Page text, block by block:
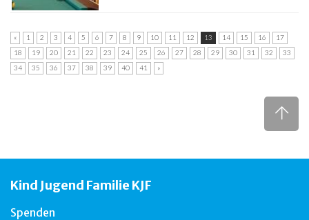
« 1 2 3 4 5 6 7 8 9 10 11 12 13 14 15 16
17
18
19 20 21 22 23 24 25 26 27 28 29 30 31 32
33
34
35 36 37 38 39 40 41 »
Kind Jugend Familie KJF
Spenden